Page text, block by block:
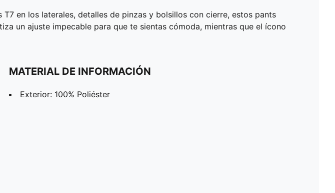
en los laterales, detalles de pinzas y bolsillos con cierre, estos pants
un ajuste impecable para que te sientas cómoda, mientras que el ícono
MATERIAL DE INFORMACIÓN
Exterior: 100% Poliéster